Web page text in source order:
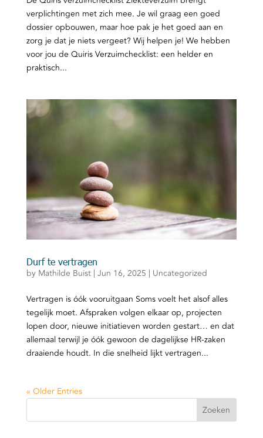
verplichtingen met zich mee. Je wil graag een goed
dossier opbouwen, maar hoe pak je het goed aan en
zorg je dat je niets vergeet? Wij helpen je! We hebben
voor jou de Quiris Verzuimchecklist: een helder en
praktisch...
Durf te vertragen
by Mathilde Buist| Jun 16, 2025 | Uncategorized
Vertragen is óók vooruitgaan Soms voelt het alsof alles
tegelijk moet. Afspraken volgen elkaar op, projecten
lopen door, nieuwe initiatieven worden gestart… en dat
allemaal terwijl je óók gewoon de dagelijkse HR-zaken
draaiende houdt. In die snelheid lijkt vertragen...
« Older Entries